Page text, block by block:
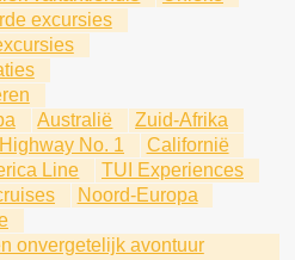
excursies
Australië
Zuid-Afrika
Highway No. 1
Californië
Line
TUI Experiences
Noord-Europa
onvergetelijk avontuur